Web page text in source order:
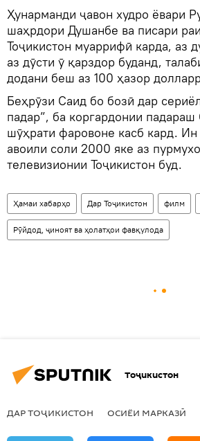
Ҳунарманди ҷавон худро ёвари
шаҳрдори Душанбе ва писари
Тоҷикистон муаррифӣ карда, аз
аз дӯсти ӯ қарздор буданд,
додани беш аз 100 ҳазор
Беҳрӯзи Саид бо бозӣ дар
падар”, ба коргардонии
шӯҳрати фаровоне касб кард.
авоили соли 2000 яке аз
телевизионии Тоҷикистон буд.
Ҳамаи хабарҳо Дар Тоҷикистон филм
Рӯйдод, ҷиноят ва ҳолатҳои фавқулода
Тоҷикистон
ДАР ТОҶИКИСТОН ОСИЁИ МАРКАЗӢ